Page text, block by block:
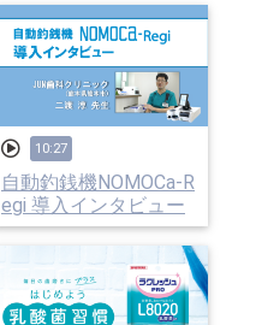
10:27
自動釣銭機NOMOCa-R
egi 導入インタビュー